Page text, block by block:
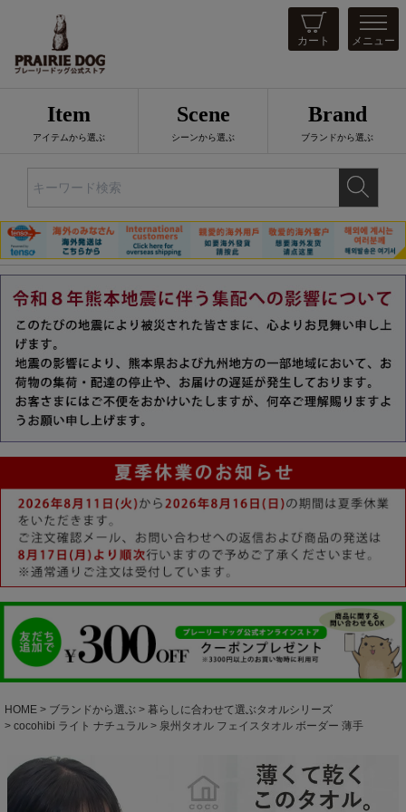
カート メニュー
Item
アイテムから選ぶ
Scene
シーンから選ぶ
Brand
ブランドから選ぶ
HOME ブランドから選ぶ
暮らしに合わせて選ぶタオルシリーズ
cocohibi ライト ナチュラル
泉州タオル フェイスタオル ボーダー 薄手